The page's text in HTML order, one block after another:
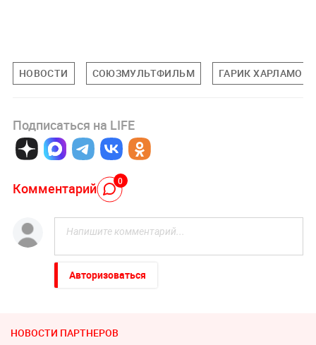
НОВОСТИ СОЮЗМУЛЬТФИЛЬМ ГАРИК ХАРЛАМОВ
Подписаться на LIFE
Комментарий 0
Авторизоваться
НОВОСТИ ПАРТНЕРОВ